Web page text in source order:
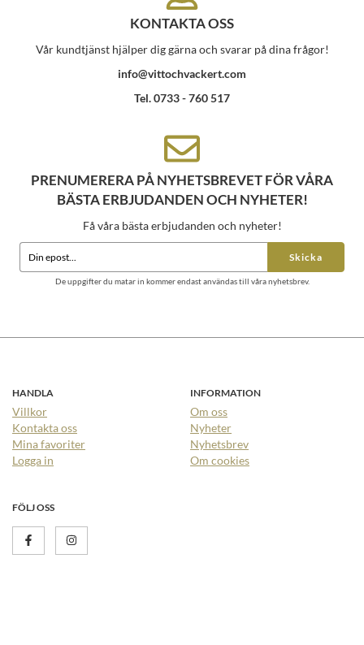
KONTAKTA OSS
Vår kundtjänst hjälper dig gärna och svarar på dina frågor!
info@vittochvackert.com
Tel. 0733 - 760 517
PRENUMERERA PÅ NYHETSBREVET FÖR VÅRA
BÄSTA ERBJUDANDEN OCH NYHETER!
Få våra bästa erbjudanden och nyheter!
Skicka
De uppgifter du matar in kommer endast användas till våra nyhetsbrev.
HANDLA
Villkor
Kontakta oss
Mina favoriter
Logga in
INFORMATION
Om oss
Nyheter
Nyhetsbrev
Om cookies
FÖLJ OSS